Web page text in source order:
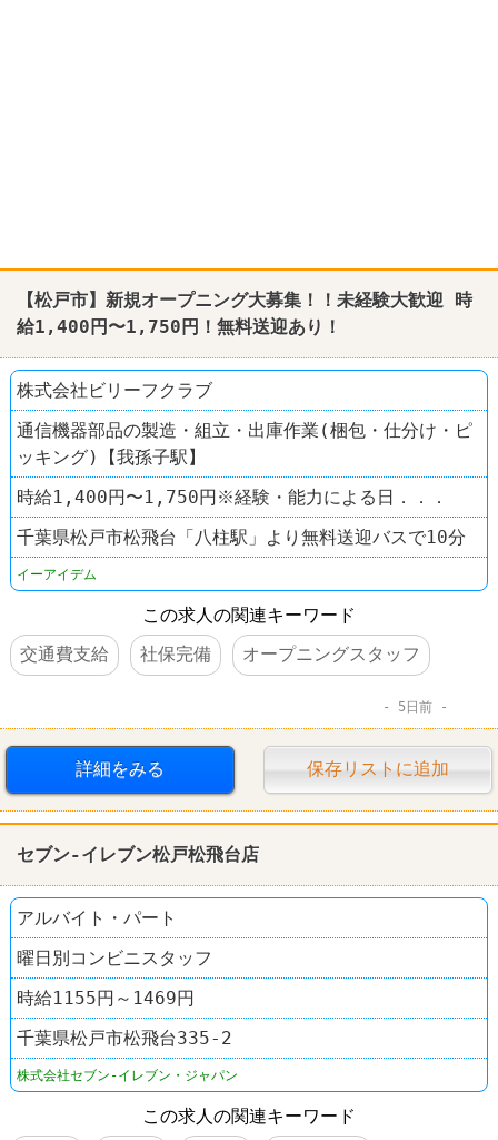
【松戸市】新規オープニング大募集！！未経験大歓迎 時
給1,400円〜1,750円！無料送迎あり！
株式会社ビリーフクラブ
通信機器部品の製造・組立・出庫作業(梱包・仕分け・ピ
ッキング)【我孫子駅】
時給1,400円〜1,750円※経験・能力による日．．．
千葉県松戸市松飛台「八柱駅」より無料送迎バスで10分
イーアイデム
この求人の関連キーワード
交通費支給
社保完備 オープニングスタッフ
5日前
詳細をみる 保存リストに追加
セブン-イレブン松戸松飛台店
アルバイト・パート
曜日別コンビニスタッフ
時給1155円～1469円
千葉県松戸市松飛台335-2
株式会社セブン-イレブン・ジャパン
この求人の関連キーワード